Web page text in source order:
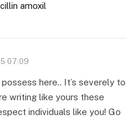
amoxil
07:09
here.. It’s severely to
writing like yours these
individuals like you! Go